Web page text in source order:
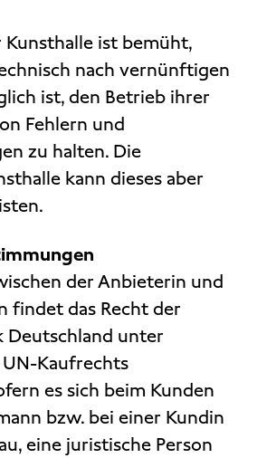
ist bemüht,
nach vernünftigen
ist, den Betrieb ihrer
Fehlern und
zu halten. Die
kann dieses aber
der Anbieterin und
findet das Recht der
Deutschland unter
UN-Kaufrechts
es sich beim Kunden
bzw. bei einer Kundin
eine juristische Person